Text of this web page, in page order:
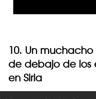
10. Un
de debajo de los
en Siria